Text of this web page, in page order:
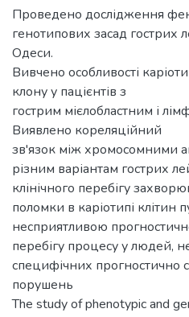
Проведено дослідження
генотипових засад гострих
Одеси.
Вивчено особливості
клону у пацієнтів з
гострим мієлобластним і
Виявлено кореляційний
зв'язок між хромосомними
різним варіантам гострих
клінічного перебігу
поломки в каріотипі клітин
несприятливою
перебігу процесу у людей,
специфічних прогностично
порушень
The study of phenotypic and